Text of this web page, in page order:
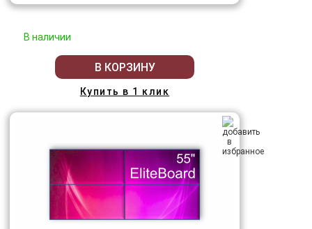
В наличии
В КОРЗИНУ
Купить в 1 клик